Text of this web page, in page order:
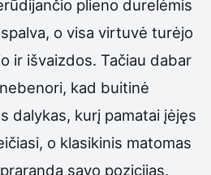
plieno durelėmis
o visa virtuvė turėjo
ir išvaizdos. Tačiau dabar
kad buitinė
dalykas, kurį pamatai įėjęs
o klasikinis matomas
savo pozicijas.